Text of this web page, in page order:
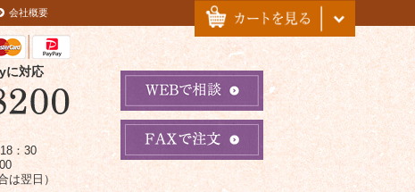
会社概要
に対応
：30
は翌日）